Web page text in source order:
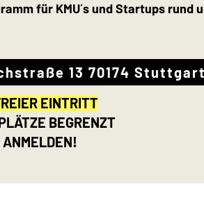
für KMU´s und Startups rund
13 70174 Stuttgart
EINTRITT
BEGRENZT